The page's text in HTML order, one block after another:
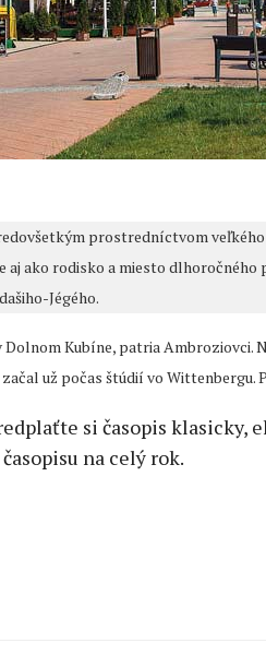
prostredníctvom
aj ako rodisko a miesto
Jégého.
Kubíne, patria Ambroziovci.
už počas štúdií vo Wittenbergu.
si časopis klasicky,
na celý rok.